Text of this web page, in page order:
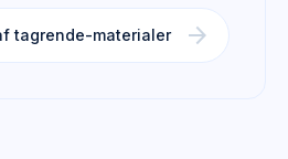
tagrende-materialer arrow_forward